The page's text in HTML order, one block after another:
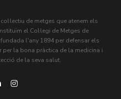
de metges que atenem els
el Col·legi de Metges de
l'any 1894 per defensar els
la bona pràctica de la medicina i
de la seva salut.